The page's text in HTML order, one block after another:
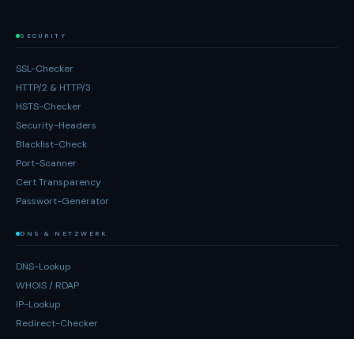
SECURITY
SSL-Checker
HTTP/2 & HTTP/3
HSTS-Checker
Security-Headers
Blacklist-Check
Port-Scanner
Cert Transparency
Passwort-Generator
DNS & NETZWERK
DNS-Lookup
WHOIS / RDAP
IP-Lookup
Redirect-Checker